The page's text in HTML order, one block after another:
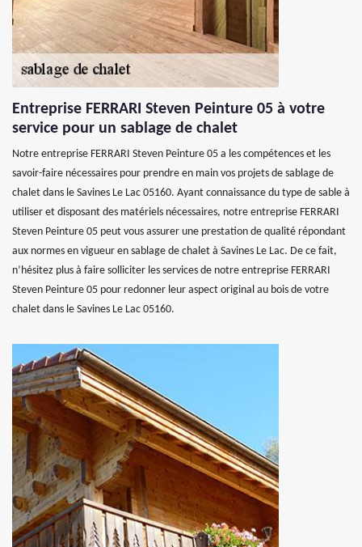
Entreprise FERRARI Steven Peinture 05 à votre
service pour un sablage de chalet
Notre entreprise FERRARI Steven Peinture 05 a les compétences et les
savoir-faire nécessaires pour prendre en main vos projets de sablage de
chalet dans le Savines Le Lac 05160. Ayant connaissance du type de sable à
utiliser et disposant des matériels nécessaires, notre entreprise FERRARI
Steven Peinture 05 peut vous assurer une prestation de qualité répondant
aux normes en vigueur en sablage de chalet à Savines Le Lac. De ce fait,
n’hésitez plus à faire solliciter les services de notre entreprise FERRARI
Steven Peinture 05 pour redonner leur aspect original au bois de votre
chalet dans le Savines Le Lac 05160.